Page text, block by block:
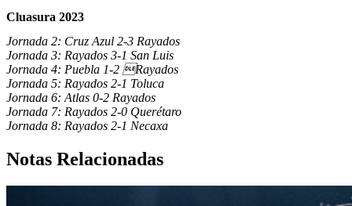
Cluasura 2023
Jornada 2: Cruz Azul 2-3 Rayados
Jornada 3: Rayados 3-1 San Luis
Jornada 4: Puebla 1-2 Rayados
Jornada 5: Rayados 2-1 Toluca
Jornada 6: Atlas 0-2 Rayados
Jornada 7: Rayados 2-0 Querétaro
Jornada 8: Rayados 2-1 Necaxa
Notas Relacionadas